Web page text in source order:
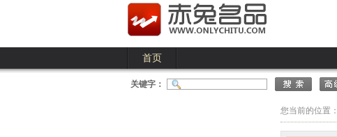
首页
关键字：
您当前的位置：